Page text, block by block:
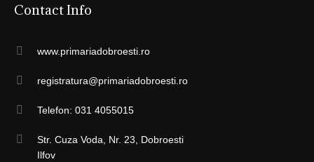
Contact Info
www.primariadobroesti.ro
registratura@primariadobroesti.ro
Telefon: 031 4055015
Str. Cuza Voda, Nr. 23, Dobroesti
Ilfov